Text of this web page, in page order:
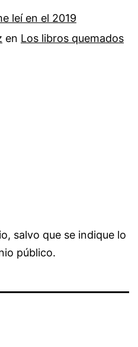
leí en el 2019
en Los libros quemados
salvo que se indique lo
público.